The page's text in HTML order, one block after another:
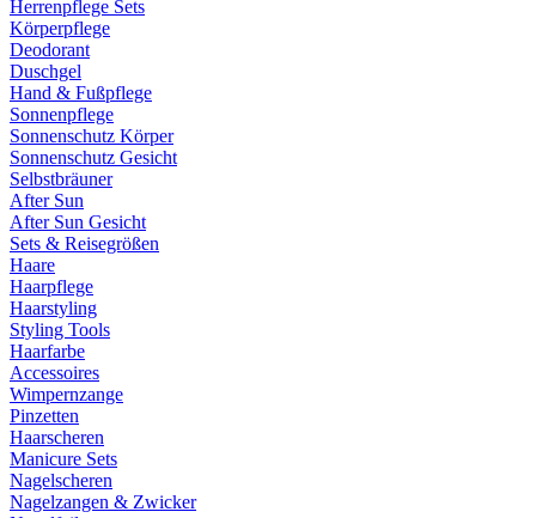
Herrenpflege Sets
Körperpflege
Deodorant
Duschgel
Hand & Fußpflege
Sonnenpflege
Sonnenschutz Körper
Sonnenschutz Gesicht
Selbstbräuner
After Sun
After Sun Gesicht
Sets & Reisegrößen
Haare
Haarpflege
Haarstyling
Styling Tools
Haarfarbe
Accessoires
Wimpernzange
Pinzetten
Haarscheren
Manicure Sets
Nagelscheren
Nagelzangen & Zwicker